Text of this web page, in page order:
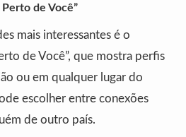
Perto de Você”
mais interessantes é o
de Você”, que mostra perfis
ou em qualquer lugar do
escolher entre conexões
de outro país.